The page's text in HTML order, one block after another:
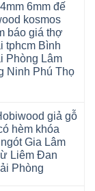
6mm đế
kosmos
báo giá thợ
tphcm Bình
Phòng Lâm
Ninh Phú Thọ
giả gỗ
hèm khóa
Gia Lâm
Liêm Đan
Phòng